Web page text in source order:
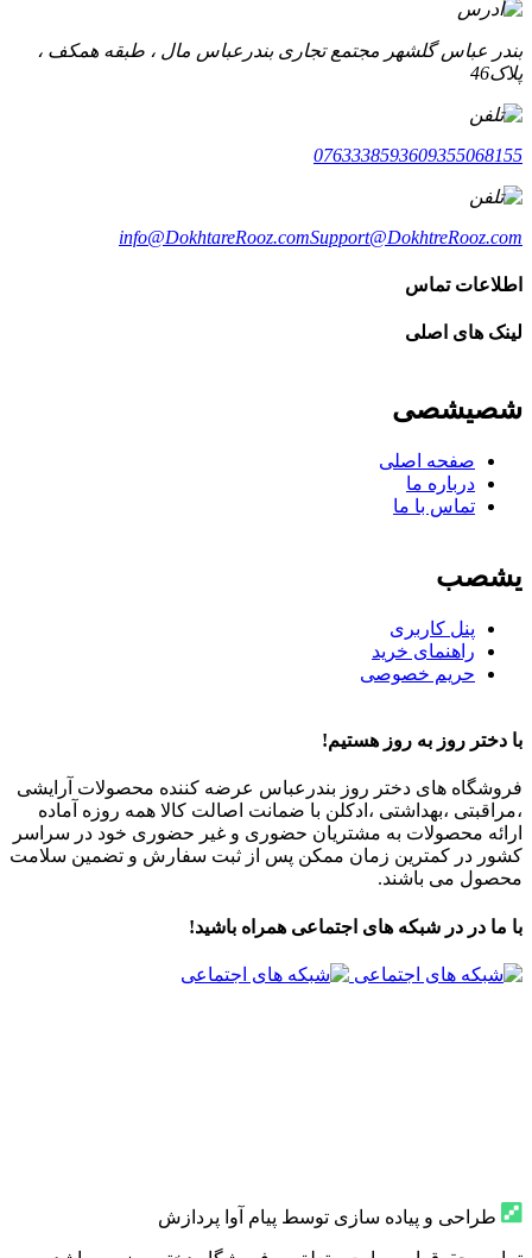
بندر عباس گلشهر مجتمع تجاری بندرعباس مال ، طبقه همکف ،
پلاک46
0763338593609355068155
info@DokhtareRooz.comSupport@DokhtreRooz.com
اطلاعات تماس
لینک های اصلی
شصیشصی
صفحه اصلی
درباره ما
تماس با ما
یشصب
پنل کاربری
راهنمای خرید
حریم خصوصی
با دختر روز به روز هستیم!
فروشگاه های دختر روز بندرعباس عرضه کننده محصولات آرایشی
،مراقبتی ،بهداشتی ،ادکلن با ضمانت اصالت کالا همه روزه آماده
ارائه محصولات به مشتریان حضوری و غیر حضوری خود در سراسر
کشور در کمترین زمان ممکن پس از ثبت سفارش و تضمین سلامت
محصول می باشند.
با ما در در شبکه های اجتماعی همراه باشید!
طراحی و پیاده سازی توسط پیام آوا پردازش